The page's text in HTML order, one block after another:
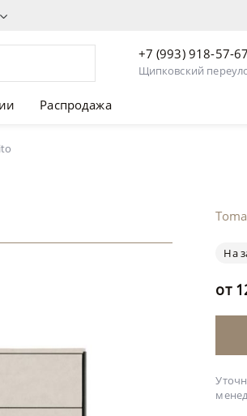
+7 (993) 918-57-67
Щипковский
Распродажа
На
от